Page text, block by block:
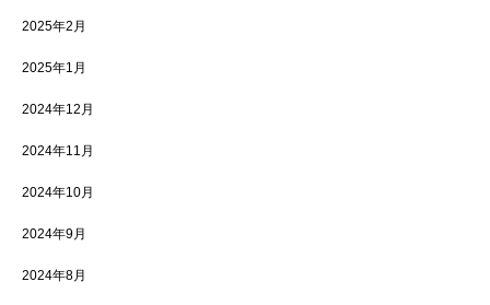
2025年2月
2025年1月
2024年12月
2024年11月
2024年10月
2024年9月
2024年8月